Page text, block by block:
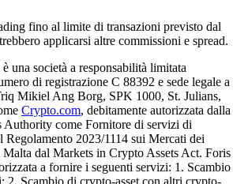
fino al limite di transazioni previsto dal
applicarsi altre commissioni e spread.
società a responsabilità limitata
di registrazione C 88392 e sede legale a
Mikiel Ang Borg, SPK 1000, St. Julians,
Crypto.com, debitamente autorizzata dalla
Authority come Fornitore di servizi di
Regolamento 2023/1114 sui Mercati dei
dal Markets in Crypto Assets Act. Foris
a fornire i seguenti servizi: 1. Scambio